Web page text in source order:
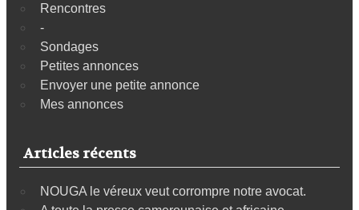
Rencontres
-
Sondages
Petites annonces
Envoyer une petite annonce
Mes annonces
Articles récents
NOUGA le véreux veut corrompre notre avocat.